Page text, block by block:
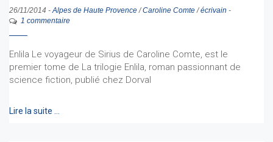
26/11/2014 - Alpes de Haute Provence /Caroline Comte /écrivain -
1 commentaire
Enlila Le voyageur de Sirius de Caroline Comte, est le
premier tome de La trilogie Enlila, roman passionnant de
science fiction, publié chez Dorval
Lire la suite …